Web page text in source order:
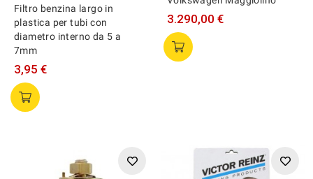
Filtro benzina largo in
plastica per tubi con
diametro interno da 5 a
7mm
3,95 €
3.290,00 €